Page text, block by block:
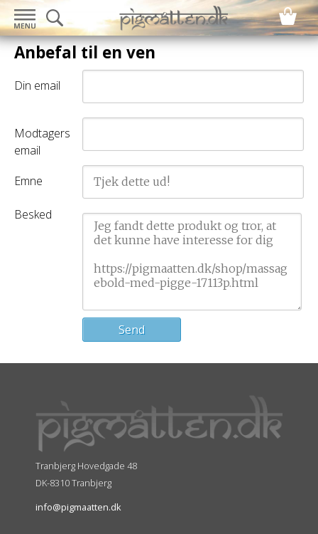
Anbefal til en ven
Din email
Modtagers
email
Emne
Besked
Tranbjerg Hovedgade 48
DK-8310 Tranbjerg
info@pigmaatten.dk